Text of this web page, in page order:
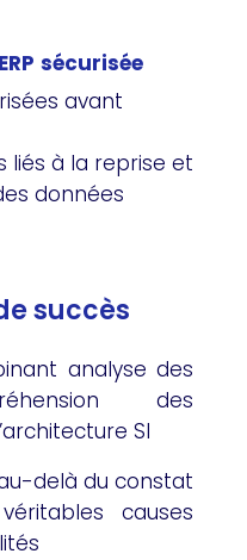
sécurisée
avant
liés à la reprise et
données
succès
analyse des
des
SI
delà du constat
causes